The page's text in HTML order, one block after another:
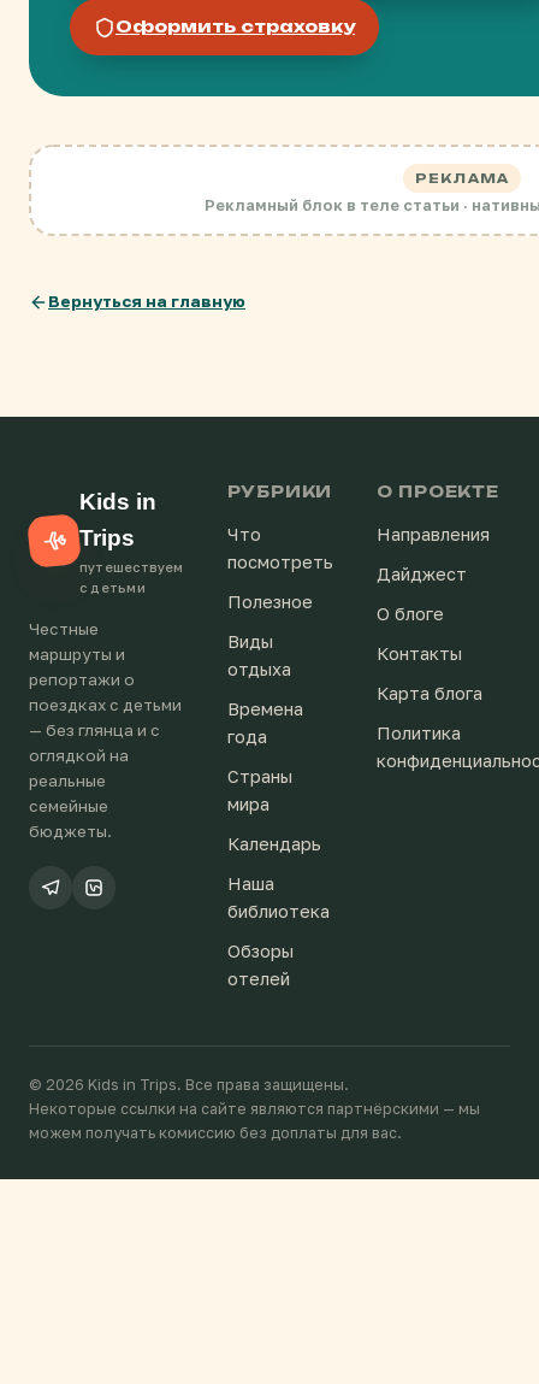
Оформить страховку
РЕКЛАМА
Рекламный блок в теле статьи ·
Вернуться на главную
Kids in
Trips
путешествуем
с детьми
Честные
маршруты и
репортажи о
поездках с детьми
— без глянца и с
оглядкой на
реальные
семейные
бюджеты.
РУБРИКИ
Что
посмотреть
Полезное
Виды
отдыха
Времена
года
Страны
мира
Календарь
Наша
библиотека
Обзоры
отелей
О ПРОЕКТЕ
Направления
Дайджест
О блоге
Контакты
Карта блога
Политика
© 2026 Kids in Trips. Все права защищены.
Некоторые ссылки на сайте являются партнёрскими — мы
можем получать комиссию без доплаты для вас.